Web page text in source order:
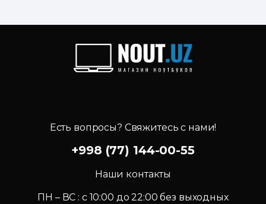
Есть вопросы? Свяжитесь с нами!
+998 (77) 144-00-55
Наши контакты
ПН – ВС : c 10:00 до 22:00 без выходных